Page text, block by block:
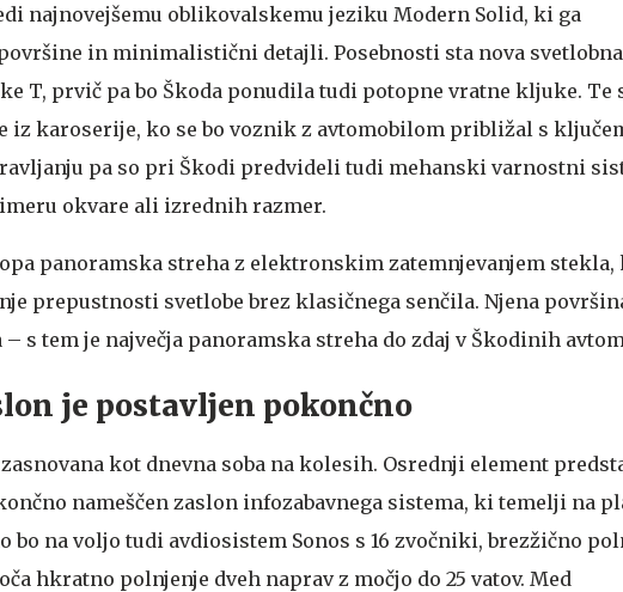
najnovejšemu oblikovalskemu jeziku Modern Solid, ki ga
in minimalistični detajli. Posebnosti sta nova svetlobna
T, prvič pa bo Škoda ponudila tudi potopne vratne kljuke. Te
iz karoserije, ko se bo voznik z avtomobilom približal s
pa so pri Škodi predvideli tudi mehanski varnostni
okvare ali izrednih razmer.
panoramska streha z elektronskim zatemnjevanjem stekla,
prepustnosti svetlobe brez klasičnega senčila. Njena
s tem je največja panoramska streha do zdaj v Škodinih
je postavljen pokončno
kot dnevna soba na kolesih. Osrednji element
nameščen zaslon infozabavnega sistema, ki temelji na
bo na voljo tudi avdiosistem Sonos s 16 zvočniki, brezžično
hkratno polnjenje dveh naprav z močjo do 25 vatov. Med